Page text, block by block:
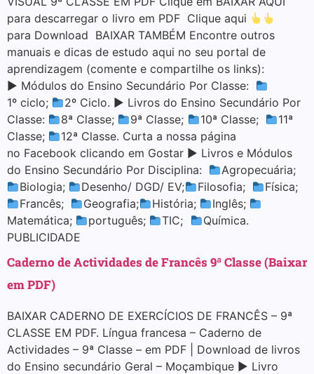
para descarregar o livro em PDF Clique aqui
para Download BAIXAR TAMBÉM Encontre outros
manuais e dicas de estudo aqui no seu portal de
aprendizagem (comente e compartilhe os links):
▶ Módulos do Ensino Secundário Por Classe:
1º ciclo;
2º Ciclo. ▶ Livros do Ensino Secundário Por
Classe:
8ª Classe; 9ª Classe; 10ª Classe;
11ª
Classe;
12ª Classe. Curta a nossa página
no Facebook clicando em Gostar ▶ Livros e Módulos
do Ensino Secundário Por Disciplina:
Agropecuária;
Biologia;
Desenho/ DGD/ EV; Filosofia;
Física;
Francês;
Geografia; História;
Inglês;
Matemática;
português; TIC;
Química.
PUBLICIDADE
Caderno de Actividades de Francês 9ª Classe (Baixar
em PDF)
BAIXAR CADERNO DE EXERCÍCIOS DE FRANCÊS – 9ª
CLASSE EM PDF. Língua francesa – Caderno de
Actividades – 9ª Classe – em PDF | Download de livros
do Ensino secundário Geral – Moçambique ▶ Livro